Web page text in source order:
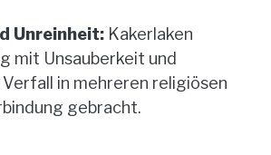
Unreinheit: Kakerlaken
mit Unsauberkeit und
in mehreren religiösen
gebracht.